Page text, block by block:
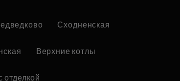
Сходненская
Верхние котлы
отделкой